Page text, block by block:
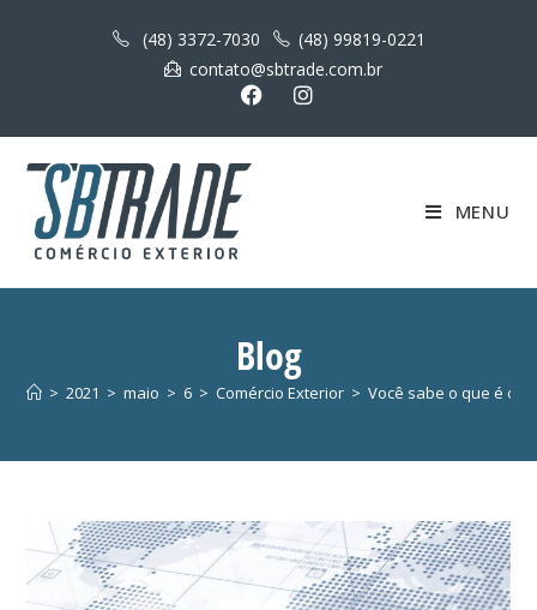
(48) 3372-7030
(48) 99819-0221
contato@sbtrade.com.br
MENU
Blog
> 2021 > maio > 6 > Comércio Exterior > Você sabe o que é o